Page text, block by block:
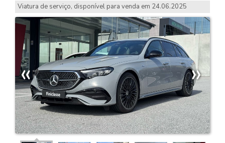
Viatura de serviço, disponível para venda em 24.06.2025